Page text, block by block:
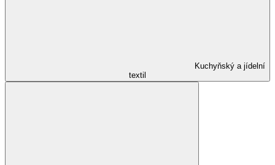
Kuchyňský a jídelní
textil